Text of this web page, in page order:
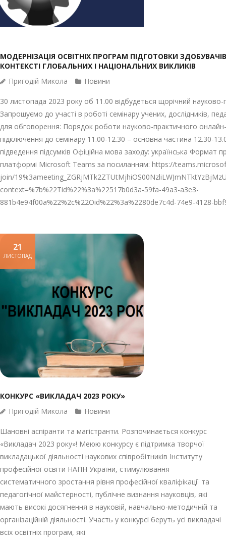
МОДЕРНІЗАЦІЯ ОСВІТНІХ ПРОГРАМ ПІДГОТОВКИ
КОНТЕКСТІ ГЛОБАЛЬНИХ І НАЦІОНАЛЬНИХ ВИКЛИКІВ
Пригодій Микола
Новини
30 листопада 2023 року об 11.00 відбудеться щорічний
Запрошуємо до участі в роботі семінару учених, дослідників,
для обговорення: Порядок роботи науково-практичного
підключення до семінару 11.00-12.30 – основна частина 12.30-
підведення підсумків Офіційна мова заходу: українська Формат
платформі Microsoft Teams за посиланням: https://
join/
context=%7b%22Tid%22%3a%22517b0d3a-59fa-49a3-a3e3-
881b4e94f00a%22%2c%22Oid%22%3a%2280de7c4d-74e9-4128-
КОНКУРС «ВИКЛАДАЧ 2023 РОКУ»
21
ЛИСТОПАД
Пригодій Микола Новини
Шановні аспіранти та магістранти. Розпочинається конкурс
«Викладач 2023 року»! Меюю конкурсу є підтримка творчої
викладацької діяльності наукових співробітників Інституту
професійної освіти НАПН України, стимулювання
систематичного зростання рівня професійної кваліфікації та
педагогічної майстерності, публічне визнання науковців, які
мають високі досягнення в науковій, навчально-методичній та
організаційній діяльності. Участь у конкурсі беруть усі викладачі
всіх освітніх програм, які